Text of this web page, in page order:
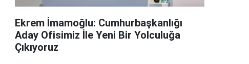
Ekrem İmamoğlu: Cumhurbaşkanlığı
Aday Ofisimiz İle Yeni Bir Yolculuğa
Çıkıyoruz